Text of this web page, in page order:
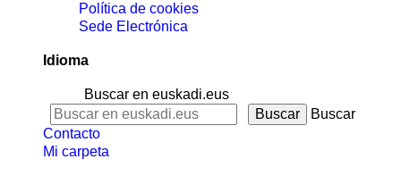
Política de cookies
Sede Electrónica
Idioma
Buscar en euskadi.eus
Buscar
Contacto
Mi carpeta